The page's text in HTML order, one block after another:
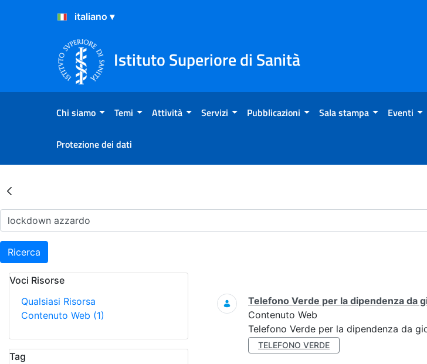
Salta al Contenuto
Salta al Footer
Istituto Superiore di Sanità
Chi siamo Temi Attività Servizi Pubblicazioni Sala stampa Eventi
Protezione dei dati
Risultati della Ricerca - Archivio
Ricerca
Voci Risorse
Qualsiasi Risorsa
Contenuto Web (1)
Tag
Ricerca
Telefono Verde per la dipendenza da
Contenuto Web
Telefono Verde per la dipendenza da
TELEFONO VERDE